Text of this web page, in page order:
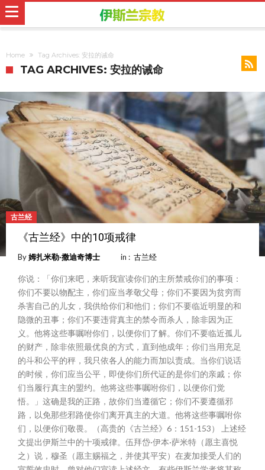
Home Tag Archives: 安拉的诫命
TAG ARCHIVES: 安拉的诫命
古兰经
《古兰经》中的10项戒律
By姆扎米勒∙撒迪奇博士 in : 古兰经
你说：「你们来吧，来听我宣读你们的主所禁戒你们的事项：
你们不要以物配主，你们应当孝敬父母；你们不要因为贫穷而
杀害自己的儿女，我供给你们和他们；你们不要临近明显的和
隐微的丑事；你们不要违背真主的禁令而杀人，除非因为正
义。他将这些事嘱咐你们，以便你们了解。你们不要临近孤儿
的财产，除非依照最优良的方式，直到他成年；你们当用充足
的斗和公平的秤，我只依各人的能力而加以责成。当你们说话
的时候，你们应当公平，即使你们所代证的是你们的亲戚；你
们当履行真主的盟约。他将这些事嘱咐你们，以便你们觉
悟。」这确是我的正路，故你们当遵循它；你们不要遵循邪
路，以免那些邪路使你们离开真主的大道。他将这些事嘱咐你
们，以便你们敬畏。（高贵的《古兰经》6：151-153） 上述经
文提出伊斯兰中的十项戒律。伍拜岱·伊本·萨米特（愿主喜悦
之）说，穆圣（愿主赐福之，并使其平安）在麦加接受人们的